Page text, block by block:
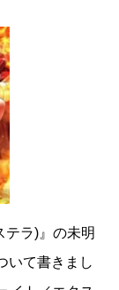
テラ)』の未明
いて書きまし